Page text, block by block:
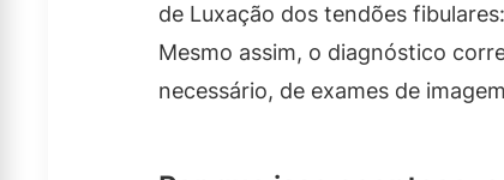
de Luxação dos tendões
Mesmo assim, o diagnóstico
necessário, de exames de